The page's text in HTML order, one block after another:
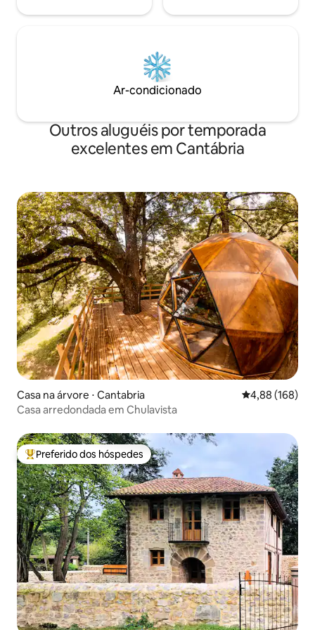
Ar-condicionado
Outros aluguéis por temporada
excelentes em Cantábria
Casa na árvore ⋅ Cantabria 4,88 de uma
4,88 (168)
Casa arredondada em Chulavista
Entre os melhores preferidos dos hóspedes
Preferido dos hóspedes